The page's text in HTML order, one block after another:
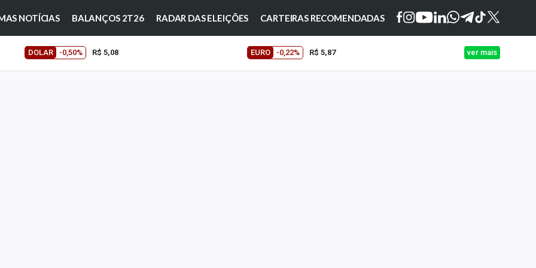
NOTÍCIAS BALANÇOS 2T26 RADAR DAS ELEIÇÕES CARTEIRAS RECOMENDADAS
DOLAR -0,50% R$ 5,08 EURO -0,22% R$ 5,87 ver mais